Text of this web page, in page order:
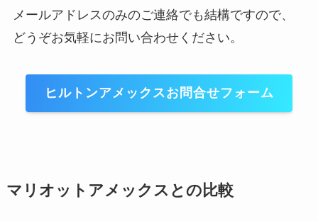
メールアドレスのみのご連絡でも結構ですので、
どうぞお気軽にお問い合わせください。
ヒルトンアメックスお問合せフォーム
マリオットアメックスとの比較